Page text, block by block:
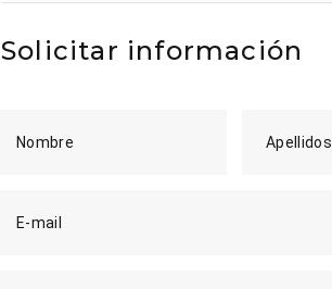
Solicitar información
Nombre Apellidos
E-mail